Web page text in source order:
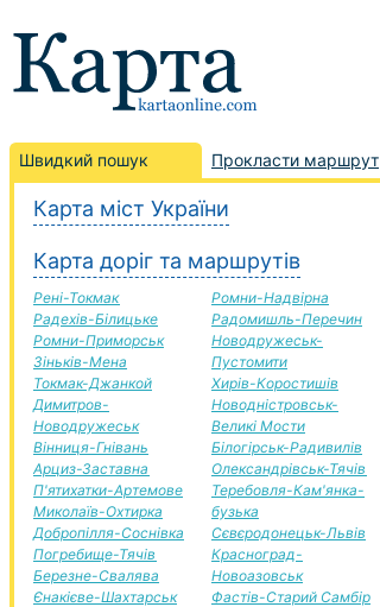
Швидкий пошук Прокласти маршрут
Карта міст України
Карта доріг та маршрутів
Рені-Токмак
Радехів-Білицьке
Ромни-Приморськ
Зіньків-Мена
Токмак-Джанкой
Димитров-
Новодружеськ
Вінниця-Гнівань
Арциз-Заставна
П'ятихатки-Артемове
Миколаїв-Охтирка
Добропілля-Соснівка
Погребище-Тячів
Березне-Свалява
Єнакієве-Шахтарськ
Ромни-Надвірна
Радомишль-Перечин
Новодружеськ-
Пустомити
Хирів-Коростишів
Новодністровськ-
Великі Мости
Білогірськ-Радивилів
Олександрівськ-Тячів
Теребовля-Кам'янка-
бузька
Сєвєродонецьк-Львів
Красноград-
Новоазовськ
Фастів-Старий Самбір